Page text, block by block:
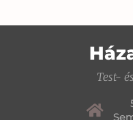
Test-